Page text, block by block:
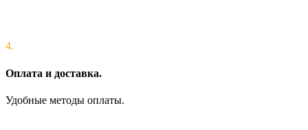
4.
Оплата и доставка.
Удобные методы оплаты.